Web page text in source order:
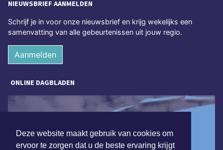
Deze website maakt gebruik van cookies om
ervoor te zorgen dat u de beste ervaring krijgt
NIEUWSBRIEF AANMELDEN
Schrijf je in voor onze nieuwsbrief en krijg wekelijks een
samenvatting van alle gebeurtenissen uit jouw regio.
Aanmelden
ONLINE DAGBLADEN